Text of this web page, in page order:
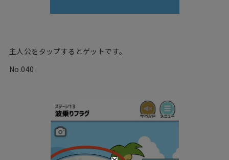
主人公をタップするとゲットです。
No.040